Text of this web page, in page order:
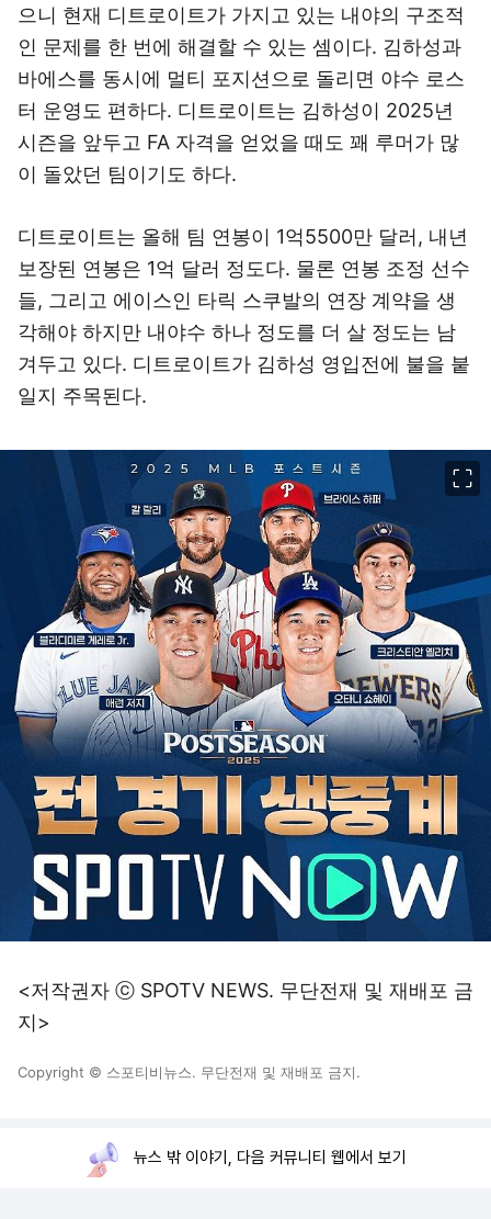
으니 현재 디트로이트가 가지고 있는 내야의 구조적
인 문제를 한 번에 해결할 수 있는 셈이다. 김하성과
바에스를 동시에 멀티 포지션으로 돌리면 야수 로스
터 운영도 편하다. 디트로이트는 김하성이 2025년
시즌을 앞두고 FA 자격을 얻었을 때도 꽤 루머가 많
이 돌았던 팀이기도 하다.
디트로이트는 올해 팀 연봉이 1억5500만 달러, 내년
보장된 연봉은 1억 달러 정도다. 물론 연봉 조정 선수
들, 그리고 에이스인 타릭 스쿠발의 연장 계약을 생
각해야 하지만 내야수 하나 정도를 더 살 정도는 남
겨두고 있다. 디트로이트가 김하성 영입전에 불을 붙
일지 주목된다.
<저작권자 ⓒ SPOTV NEWS. 무단전재 및 재배포 금
지>
Copyright © 스포티비뉴스. 무단전재 및 재배포 금지.
뉴스 밖 이야기, 다음 커뮤니티 웹에서 보기